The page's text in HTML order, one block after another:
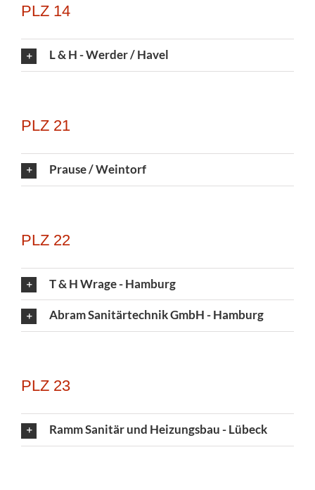
PLZ 14
L & H - Werder / Havel
PLZ 21
Prause / Weintorf
PLZ 22
T & H Wrage - Hamburg
Abram Sanitärtechnik GmbH - Hamburg
PLZ 23
Ramm Sanitär und Heizungsbau - Lübeck